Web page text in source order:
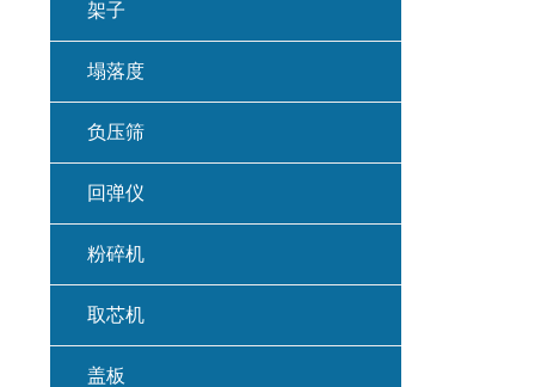
架子
塌落度
负压筛
回弹仪
粉碎机
取芯机
盖板